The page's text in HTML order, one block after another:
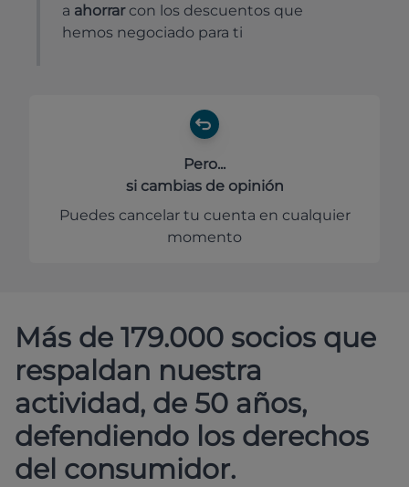
a ahorrar con los descuentos que
hemos negociado para ti
Pero...
si cambias de opinión
Puedes cancelar tu cuenta en cualquier
momento
Más de 179.000 socios que
respaldan nuestra
actividad, de 50 años,
defendiendo los derechos
del consumidor.